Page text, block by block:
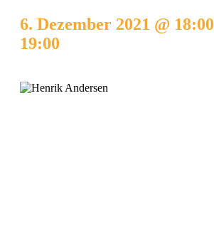
6. Dezember 2021 @ 18:00
19:00